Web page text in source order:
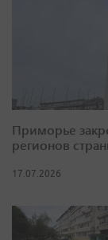
Приморье
регионов
17.07.2026